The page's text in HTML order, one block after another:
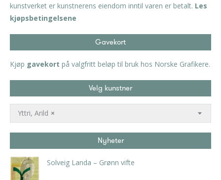
kunstverket er kunstnerens eiendom inntil varen er betalt. Les
kjøpsbetingelsene
Gavekort
Kjøp gavekort på valgfritt beløp til bruk hos Norske Grafikere.
Velg kunstner
×
Yttri, Arild
Nyheter
Solveig Landa – Grønn vifte